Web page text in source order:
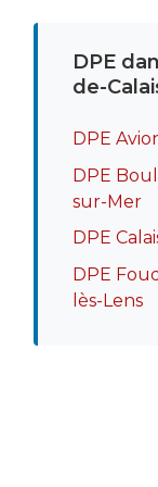
DPE
de-
DPE
DPE
sur-Mer
DPE
DPE
lès-Lens